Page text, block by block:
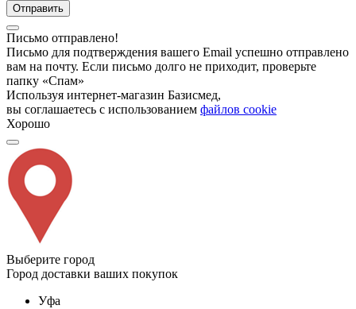
Отправить
Письмо отправлено!
Письмо для подтверждения вашего Email успешно отправлено
вам на почту. Если письмо долго не приходит, проверьте
папку «Спам»
Используя интернет-магазин Базисмед,
вы соглашаетесь с использованием файлов cookie
Хорошо
Выберите город
Город доставки ваших покупок
Уфа